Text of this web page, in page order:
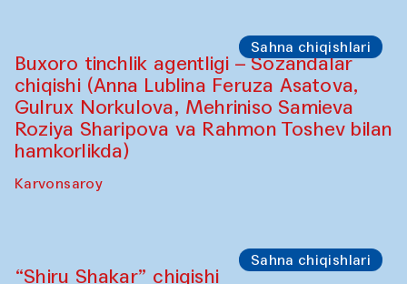
Sahna chiqishlari
Buxoro tinchlik agentligi – Sozandalar
chiqishi (Anna Lublina Feruza Asatova,
Gulrux Norkulova, Mehriniso Samieva
Roziya Sharipova va Rahmon Toshev bilan
hamkorlikda)
Karvonsaroy
Sahna chiqishlari
“Shiru Shakar” chiqishi